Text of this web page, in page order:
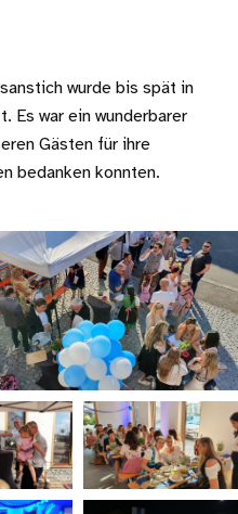
wurde bis spät in
Es war ein wunderbarer
Gästen für ihre
bedanken konnten.